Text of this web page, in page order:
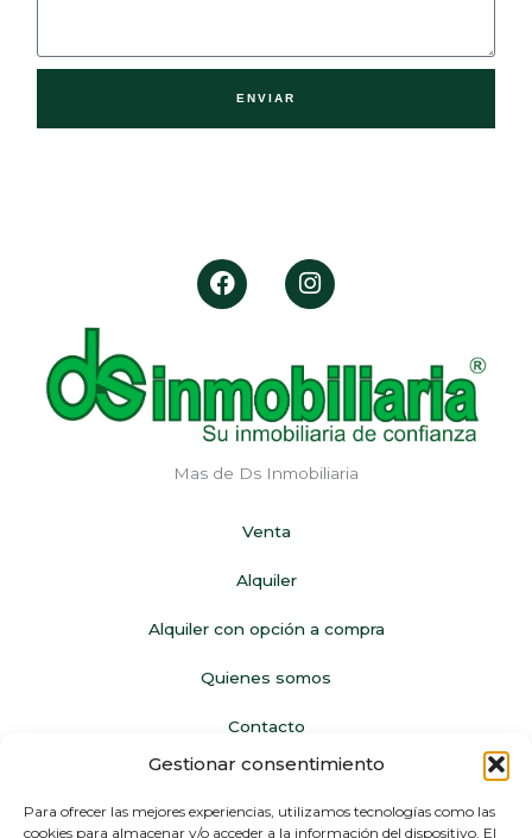
Gestionar consentimiento
Para ofrecer las mejores experiencias, utilizamos tecnologías como las
cookies para almacenar y/o acceder a la información del dispositivo. El
ENVIAR
F
a
o
o
k
I
n
g
r
a
m
Mas de Ds Inmobiliaria
Venta
Alquiler
Alquiler con opción a compra
Quienes somos
Contacto